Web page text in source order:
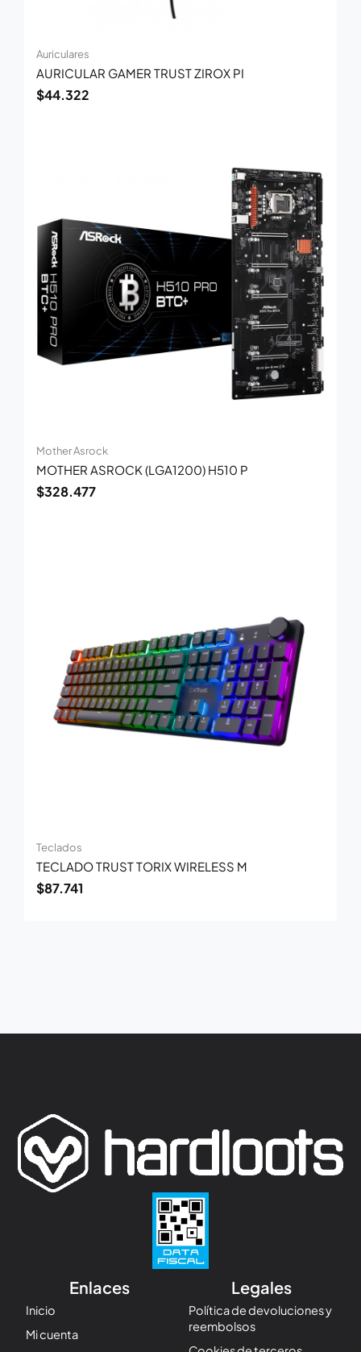
Auriculares
AURICULAR GAMER TRUST ZIROX PI
$44.322
Mother Asrock
MOTHER ASROCK (LGA1200) H510 P
$328.477
Teclados
TECLADO TRUST TORIX WIRELESS M
$87.741
Enlaces
Inicio
Mi cuenta
Legales
Política de devoluciones y
reembolsos